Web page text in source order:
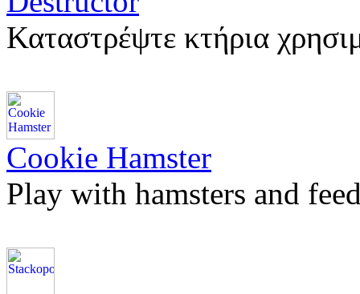
Καταστρέψτε κτήρια
Cookie Hamster
Play with hamsters and